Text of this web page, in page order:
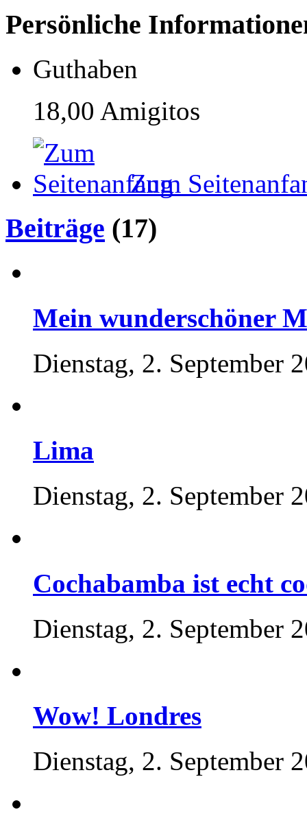
Persönliche
Guthaben
18,00 Amigitos
Zum
Beiträge (17)
Mein wunderschöner
Dienstag, 2. September
Lima
Dienstag, 2. September
Cochabamba ist echt
Dienstag, 2. September
Wow! Londres
Dienstag, 2. September